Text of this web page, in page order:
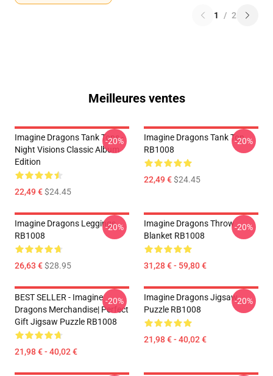
1 / 2
Meilleures ventes
Imagine Dragons Tank Tops -
Night Visions Classic Album
Edition
22,49 €$24.45
-20%
Imagine Dragons Tank Top
RB1008
22,49 €$24.45
-20%
Imagine Dragons Leggings
RB1008
26,63 €$28.95
-20%
Imagine Dragons Throw
Blanket RB1008
31,28 € - 59,80 €
-20%
BEST SELLER - Imagine
Dragons Merchandise| Perfect
Gift Jigsaw Puzzle RB1008
21,98 € - 40,02 €
-20%
Imagine Dragons Jigsaw
Puzzle RB1008
21,98 € - 40,02 €
-20%